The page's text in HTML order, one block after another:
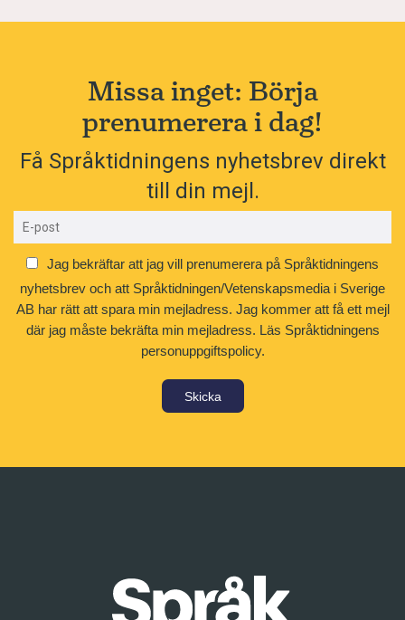
Missa inget: Börja
prenumerera i dag!
Få Språktidningens nyhetsbrev direkt
till din mejl.
Jag bekräftar att jag vill prenumerera på Språktidningens
nyhetsbrev och att Språktidningen/Vetenskapsmedia i Sverige
AB har rätt att spara min mejladress. Jag kommer att få ett mejl
där jag måste bekräfta min mejladress. Läs Språktidningens
personuppgiftspolicy.
Skicka